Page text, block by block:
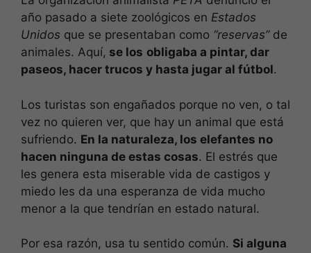
año pasado a siete zoológicos en Estados
Unidos que se presentaban como “reservas”de
animales. Aquí, se los obligaba a pintar, dar
paseos, hacer trucos y hasta jugar al fútbol.
Los turistas son engañados porque no ven, o tal
vez no quieren ver, que hay un animal que está
sufriendo. En la naturaleza, los elefantes no
hacen ninguna de estas cosas. El estrés que
les genera esta miserable vida de castigos y
miedo les da una esperanza de vida mucho
menor a la que tendrían en estado natural.
Por esa razón, usa tu sentido común. Si alguna